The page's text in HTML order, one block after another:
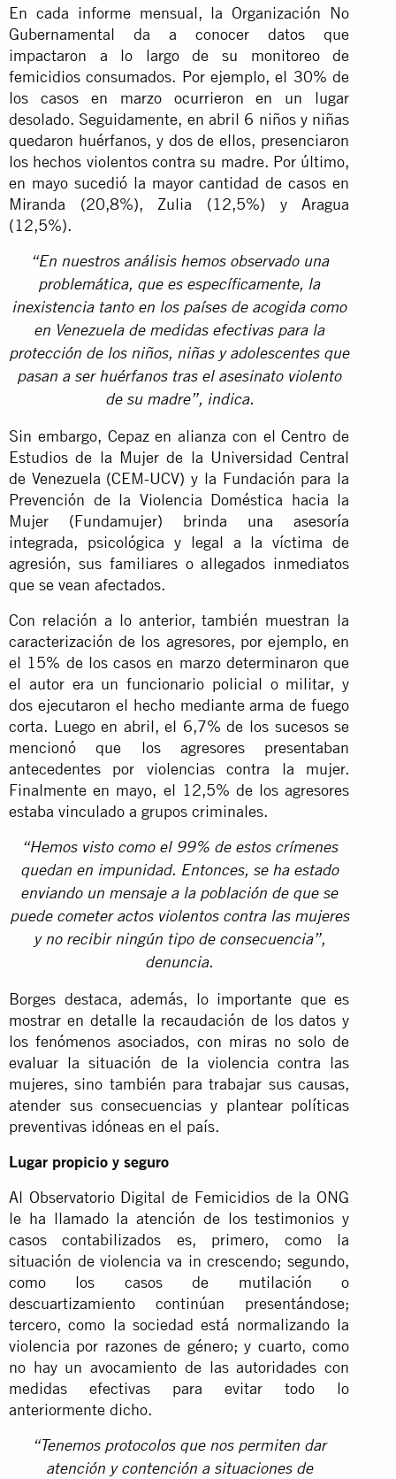
En cada informe mensual, la Organización No
Gubernamental da a conocer datos que
impactaron a lo largo de su monitoreo de
femicidios consumados. Por ejemplo, el 30% de
los casos en marzo ocurrieron en un lugar
desolado. Seguidamente, en abril 6 niños y niñas
quedaron huérfanos, y dos de ellos, presenciaron
los hechos violentos contra su madre. Por último,
en mayo sucedió la mayor cantidad de casos en
Miranda (20,8%), Zulia (12,5%) y Aragua
(12,5%).
“En nuestros análisis hemos observado una
problemática, que es específicamente, la
inexistencia tanto en los países de acogida como
en Venezuela de medidas efectivas para la
protección de los niños, niñas y adolescentes que
pasan a ser huérfanos tras el asesinato violento
de su madre”, indica.
Sin embargo, Cepaz en alianza con el Centro de
Estudios de la Mujer de la Universidad Central
de Venezuela (CEM-UCV) y la Fundación para la
Prevención de la Violencia Doméstica hacia la
Mujer (Fundamujer) brinda una asesoría
integrada, psicológica y legal a la víctima de
agresión, sus familiares o allegados inmediatos
que se vean afectados.
Con relación a lo anterior, también muestran la
caracterización de los agresores, por ejemplo, en
el 15% de los casos en marzo determinaron que
el autor era un funcionario policial o militar, y
dos ejecutaron el hecho mediante arma de fuego
corta. Luego en abril, el 6,7% de los sucesos se
mencionó que los agresores presentaban
antecedentes por violencias contra la mujer.
Finalmente en mayo, el 12,5% de los agresores
estaba vinculado a grupos criminales.
“Hemos visto como el 99% de estos crímenes
quedan en impunidad. Entonces, se ha estado
enviando un mensaje a la población de que se
puede cometer actos violentos contra las mujeres
y no recibir ningún tipo de consecuencia”,
denuncia.
Borges destaca, además, lo importante que es
mostrar en detalle la recaudación de los datos y
los fenómenos asociados, con miras no solo de
evaluar la situación de la violencia contra las
mujeres, sino también para trabajar sus causas,
atender sus consecuencias y plantear políticas
preventivas idóneas en el país.
Lugar propicio y seguro
Al Observatorio Digital de Femicidios de la ONG
le ha llamado la atención de los testimonios y
casos contabilizados es, primero, como la
situación de violencia va in crescendo; segundo,
como los casos de mutilación o
descuartizamiento continúan presentándose;
tercero, como la sociedad está normalizando la
violencia por razones de género; y cuarto, como
no hay un avocamiento de las autoridades con
medidas efectivas para evitar todo lo
anteriormente dicho.
“Tenemos protocolos que nos permiten dar
atención y contención a situaciones de